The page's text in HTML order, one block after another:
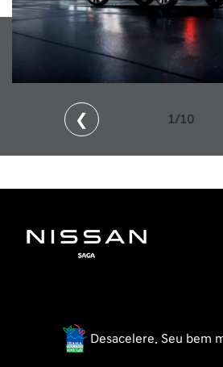
❮ 1/10
Desacelere. Seu bem